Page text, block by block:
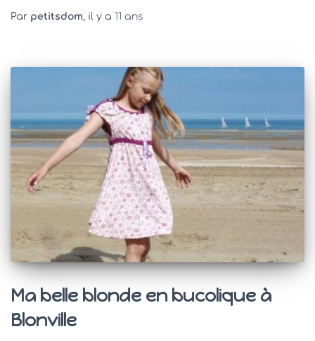
Par petitsdom, il y a 11 ans
Ma belle blonde en bucolique à
Blonville